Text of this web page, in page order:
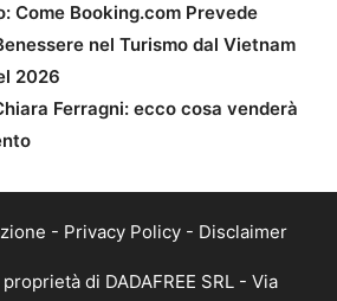
Come Booking.com Prevede
nel Turismo dal Vietnam
2026
Ferragni: ecco cosa venderà
- Privacy Policy - Disclaimer
di DADAFREE SRL - Via